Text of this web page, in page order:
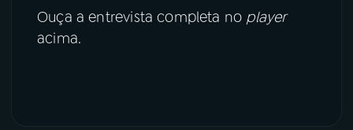
Ouça a entrevista completa no player
acima.